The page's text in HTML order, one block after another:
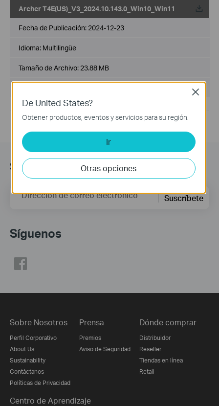
Archer T4E(US)_V3_2024.10.143.0_Win10_Win11
Fecha de Publicación: 2024-12-23
Idioma: Multilingüe
Tamaño de Archivo: 23.88 MB
Suscripción
Dirección de correo electrónico Suscríbete
Síguenos
Sobre Nosotros
Perfil Corporativo
About Us
Sustainability
Contáctanos
Políticas de Privacidad
Prensa
Premios
Aviso de Seguridad
Dónde comprar
Distribuidor
Reseller
Tiendas en línea
Retail
Centro de Aprendizaje
De United States?
Obtener productos, eventos y servicios para su región.
Ir
Otras opciones
Close